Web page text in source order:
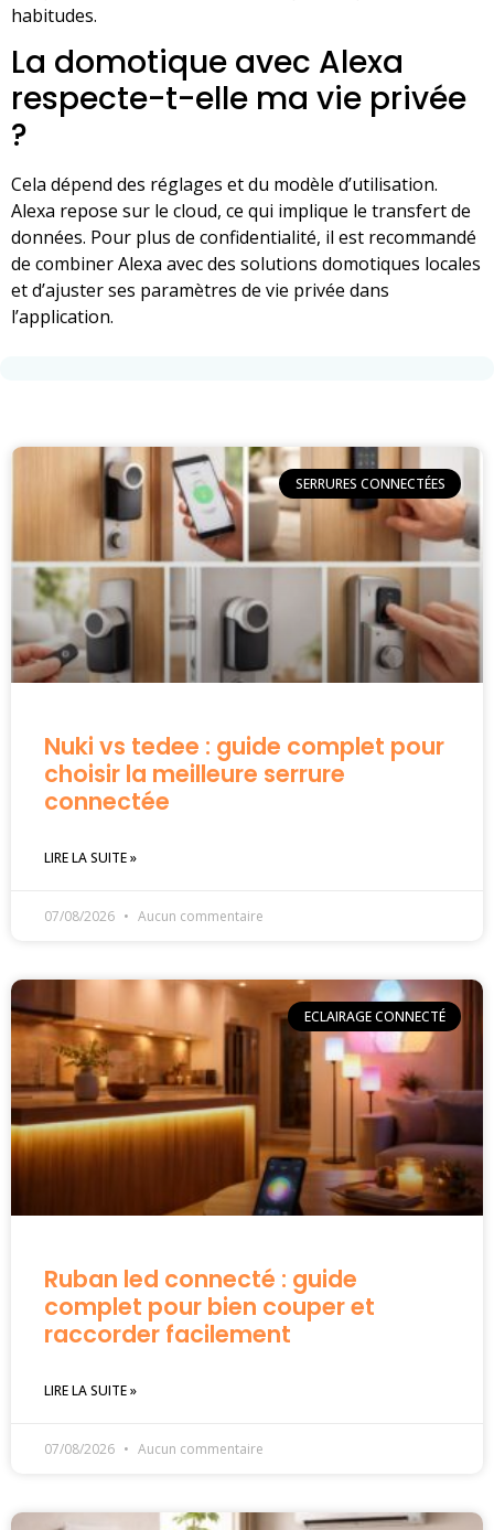
habitudes.
La domotique avec Alexa
respecte-t-elle ma vie privée
?
Cela dépend des réglages et du modèle d’utilisation.
Alexa repose sur le cloud, ce qui implique le transfert de
données. Pour plus de confidentialité, il est recommandé
de combiner Alexa avec des solutions domotiques locales
et d’ajuster ses paramètres de vie privée dans
l’application.
SERRURES CONNECTÉES
Nuki vs tedee : guide complet pour
choisir la meilleure serrure
connectée
LIRE LA SUITE »
07/08/2026 Aucun commentaire
ECLAIRAGE CONNECTÉ
Ruban led connecté : guide
complet pour bien couper et
raccorder facilement
LIRE LA SUITE »
07/08/2026 Aucun commentaire